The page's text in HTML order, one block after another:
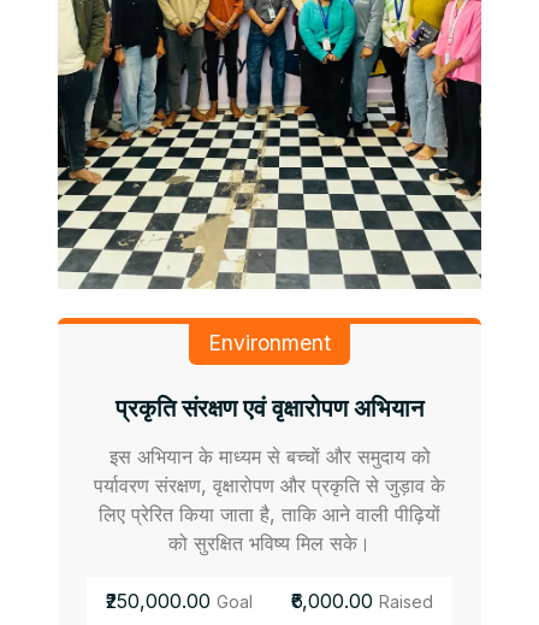
Environment
प्रकृति संरक्षण एवं वृक्षारोपण अभियान
इस अभियान के माध्यम से बच्चों और समुदाय को
पर्यावरण संरक्षण, वृक्षारोपण और प्रकृति से जुड़ाव के
लिए प्रेरित किया जाता है, ताकि आने वाली पीढ़ियों
को सुरक्षित भविष्य मिल सके।
₹250,000.00 Goal ₹6,000.00 Raised